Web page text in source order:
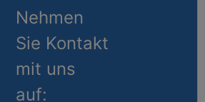
Nehmen
Sie Kontakt
mit uns
auf: